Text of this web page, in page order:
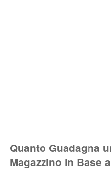
Quanto Guadagna
Magazzino in Base